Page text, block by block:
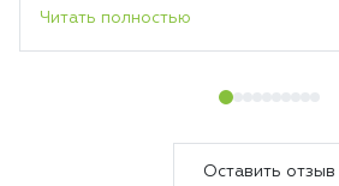
Читать полностью
Оставить отзыв